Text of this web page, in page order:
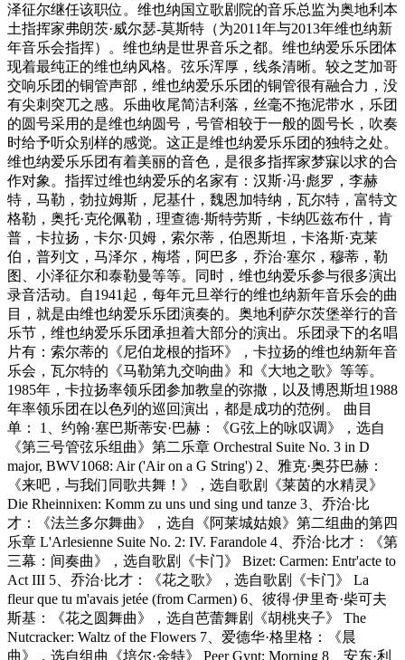
泽征尔继任该职位。维也纳国立歌剧院的音乐总监为奥地利本
土指挥家弗朗茨·威尔瑟-莫斯特（为2011年与2013年维也纳新
年音乐会指挥）。维也纳是世界音乐之都。维也纳爱乐乐团体
现着最纯正的维也纳风格。弦乐浑厚，线条清晰。较之芝加哥
交响乐团的铜管声部，维也纳爱乐乐团的铜管很有融合力，没
有尖刺突兀之感。乐曲收尾简洁利落，丝毫不拖泥带水，乐团
的圆号采用的是维也纳圆号，号管相较于一般的圆号长，吹奏
时给予听众别样的感觉。这正是维也纳爱乐乐团的独特之处。
维也纳爱乐乐团有着美丽的音色，是很多指挥家梦寐以求的合
作对象。指挥过维也纳爱乐的名家有：汉斯·冯·彪罗，李赫
特，马勒，勃拉姆斯，尼基什，魏恩加特纳，瓦尔特，富特文
格勒，奥托·克伦佩勒，理查德·斯特劳斯，卡纳匹兹布什，肯
普，卡拉扬，卡尔·贝姆，索尔蒂，伯恩斯坦，卡洛斯·克莱
伯，普列文，马泽尔，梅塔，阿巴多，乔治·塞尔，穆蒂，勒
图、小泽征尔和泰勒曼等等。同时，维也纳爱乐参与很多演出
录音活动。自1941起，每年元旦举行的维也纳新年音乐会的曲
目，就是由维也纳爱乐乐团演奏的。奥地利萨尔茨堡举行的音
乐节，维也纳爱乐乐团承担着大部分的演出。乐团录下的名唱
片有：索尔蒂的《尼伯龙根的指环》，卡拉扬的维也纳新年音
乐会，瓦尔特的《马勒第九交响曲》和《大地之歌》等等。
1985年，卡拉扬率领乐团参加教皇的弥撒，以及博恩斯坦1988
年率领乐团在以色列的巡回演出，都是成功的范例。 曲目
单： 1、约翰·塞巴斯蒂安·巴赫：《G弦上的咏叹调》，选自
《第三号管弦乐组曲》第二乐章 Orchestral Suite No. 3 in D
major, BWV1068: Air ('Air on a G String') 2、雅克·奥芬巴赫：
《来吧，与我们同歌共舞！》，选自歌剧《莱茵的水精灵》
Die Rheinnixen: Komm zu uns und sing und tanze 3、乔治·比
才：《法兰多尔舞曲》，选自《阿莱城姑娘》第二组曲的第四
乐章 L'Arlesienne Suite No. 2: IV. Farandole 4、乔治·比才：《第
三幕：间奏曲》，选自歌剧《卡门》 Bizet: Carmen: Entr'acte to
Act III 5、乔治·比才：《花之歌》，选自歌剧《卡门》 La
fleur que tu m'avais jetée (from Carmen) 6、彼得·伊里奇·柴可夫
斯基：《花之圆舞曲》，选自芭蕾舞剧《胡桃夹子》 The
Nutcracker: Waltz of the Flowers 7、爱德华·格里格：《晨
曲》，选自组曲《培尔·金特》 Peer Gynt: Morning 8、安东·利